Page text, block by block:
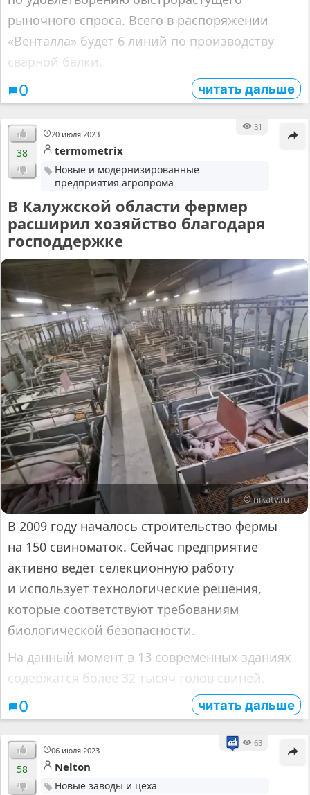
рыночного спроса. Всего в распоряжении
«Венталла» будет 6 линий по производству
сварной балки.
0 читать дальше
20 июля 2023
31
38 termometrix
Новые и модернизированные
предприятия агропрома
В Калужской области фермер
расширил хозяйство благодаря
господдержке
© nikatv.ru
В 2009 году началось строительство фермы
на 150 свиноматок. Сейчас предприятие
активно ведёт селекционную работу
и использует технологические решения,
которые соответствуют требованиям
биологической безопасности.
На данный момент в 13 современных зданиях
содержатся более 32 тысяч голов свиней.
0 читать дальше
06 июля 2023
63
58 Nelton
Новые заводы и цеха